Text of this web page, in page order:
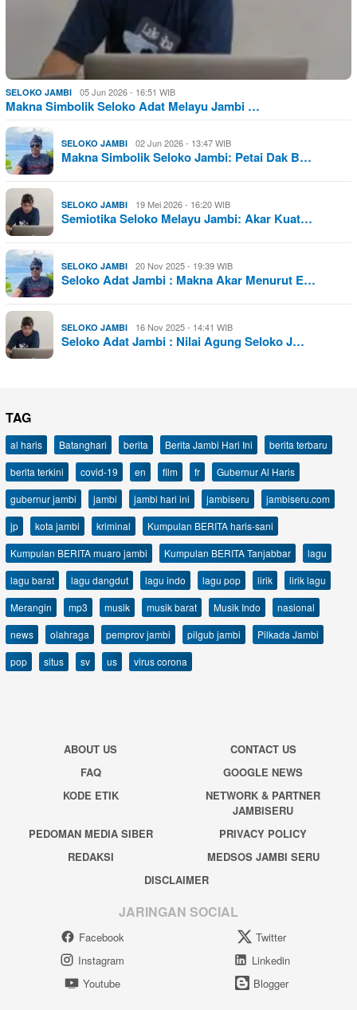
SELOKO JAMBI 05 Jun 2026 - 16:51 WIB
Makna Simbolik Seloko Adat Melayu Jambi …
SELOKO JAMBI 02 Jun 2026 - 13:47 WIB
Makna Simbolik Seloko Jambi: Petai Dak B…
SELOKO JAMBI 19 Mei 2026 - 16:20 WIB
Semiotika Seloko Melayu Jambi: Akar Kuat…
SELOKO JAMBI 20 Nov 2025 - 19:39 WIB
Seloko Adat Jambi : Makna Akar Menurut E…
SELOKO JAMBI 16 Nov 2025 - 14:41 WIB
Seloko Adat Jambi : Nilai Agung Seloko J…
TAG
al haris Batanghari berita Berita Jambi Hari Ini
berita terbaru
berita terkini
covid-19 en film fr
Gubernur Al Haris
gubernur jambi
jambi jambi hari ini jambiseru
jambiseru.com
jp
kota jambi kriminal
Kumpulan BERITA haris-sani
Kumpulan BERITA muaro jambi
Kumpulan BERITA Tanjabbar
lagu
lagu barat
lagu dangdut lagu indo lagu pop lirik
lirik lagu
Merangin
mp3 musik musik barat Musik Indo
nasional
news
olahraga pemprov jambi pilgub jambi
Pilkada Jambi
pop
situs sv us virus corona
ABOUT US
CONTACT US
FAQ
GOOGLE NEWS
KODE ETIK
NETWORK & PARTNER
JAMBISERU
PEDOMAN MEDIA SIBER
PRIVACY POLICY
REDAKSI
MEDSOS JAMBI SERU
DISCLAIMER
JARINGAN SOCIAL
Facebook
Twitter
Instagram
Linkedin
Youtube
Blogger